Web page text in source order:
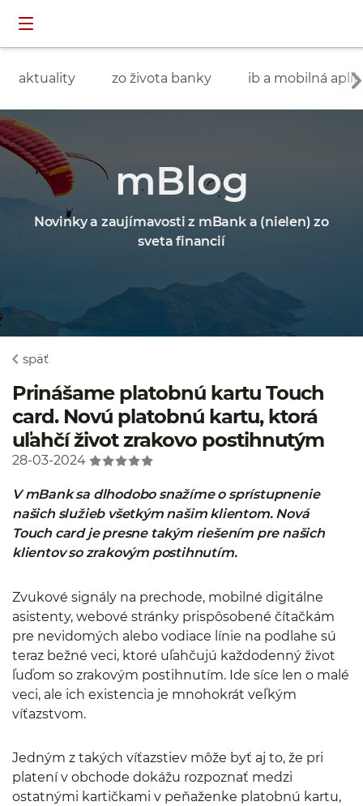
aktuality zo života banky ib a mobilná
mBlog
Novinky a zaujímavosti z mBank a (nielen) zo
sveta financií
späť
Prinášame platobnú kartu Touch
card. Novú platobnú kartu, ktorá
uľahčí život zrakovo postihnutým
28-03-2024
V mBank sa dlhodobo snažíme o sprístupnenie
našich služieb všetkým našim klientom. Nová
Touch card je presne takým riešením pre našich
klientov so zrakovým postihnutím.
Zvukové signály na prechode, mobilné digitálne
asistenty, webové stránky prispôsobené čítačkám
pre nevidomých alebo vodiace línie na podlahe sú
teraz bežné veci, ktoré uľahčujú každodenný život
ľuďom so zrakovým postihnutím. Ide síce len o malé
veci, ale ich existencia je mnohokrát veľkým
víťazstvom.
Jedným z takých víťazstiev môže byť aj to, že pri
platení v obchode dokážu rozpoznať medzi
ostatnými kartičkami v peňaženke platobnú kartu,